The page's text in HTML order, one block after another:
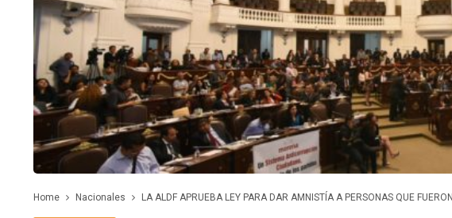
Home Nacionales LA ALDF APRUEBA LEY PARA DAR AMNISTÍA A PERSONAS QUE